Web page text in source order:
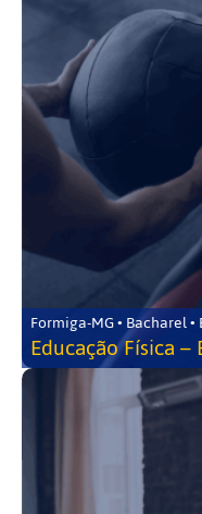
Formiga-MG • Bacharel •
Educação Física –